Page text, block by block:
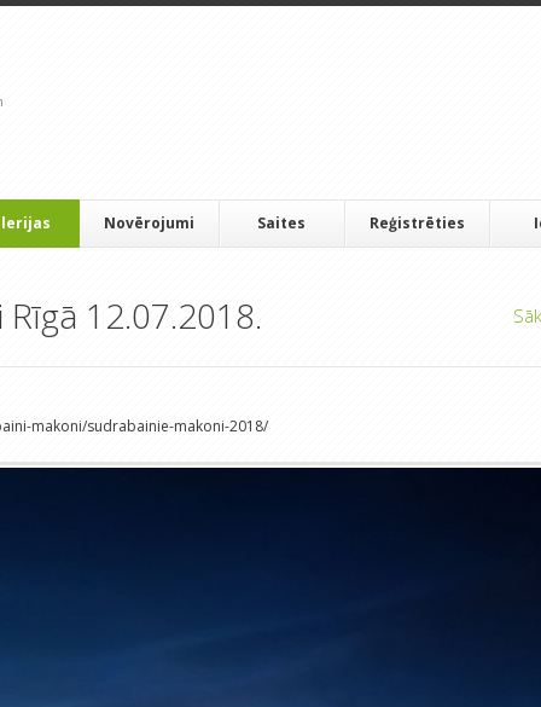
Novērojumi Saites Reģistrēties
12.07.2018.
makoni/sudrabainie-makoni-2018/